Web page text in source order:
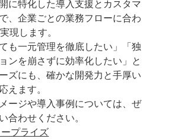
に特化した導入支援とカスタマ
、企業ごとの業務フローに合わ
現します。
も一元管理を徹底したい」「独
ンを崩さずに効率化したい」と
ズにも、確かな開発力と手厚い
えます。
ージや導入事例については、ぜ
合わせください。
プライズ